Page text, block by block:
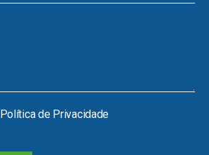
Política de Privacidade